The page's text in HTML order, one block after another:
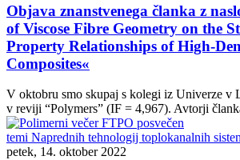
Objava znanstvenega članka z
of Viscose Fibre Geometry on the
Property Relationships of High-
Composites«
V oktobru smo skupaj s kolegi iz Univerze v
v reviji “Polymers” (IF = 4,967). Avtorji
petek, 14. oktober 2022